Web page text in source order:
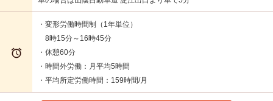

・変形労働時間制（1年単位）
8時15分～16時45分
・休憩60分
・時間外労働：月平均5時間
・平均所定労働時間：159時間/月